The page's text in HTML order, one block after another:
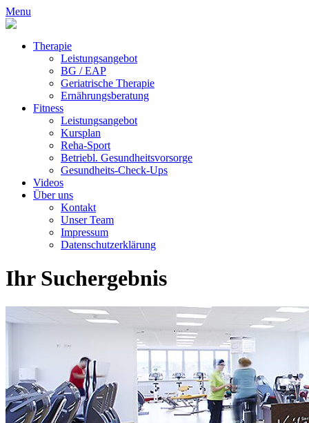
Menu
Therapie
Leistungsangebot
BG / EAP
Geriatrische Therapie
Ernährungsberatung
Fitness
Leistungsangebot
Kursplan
Reha-Sport
Betriebl. Gesundheitsvorsorge
Gesundheits-Check-Ups
Videos
Über uns
Kontakt
Unser Team
Impressum
Datenschutzerklärung
Ihr Suchergebnis